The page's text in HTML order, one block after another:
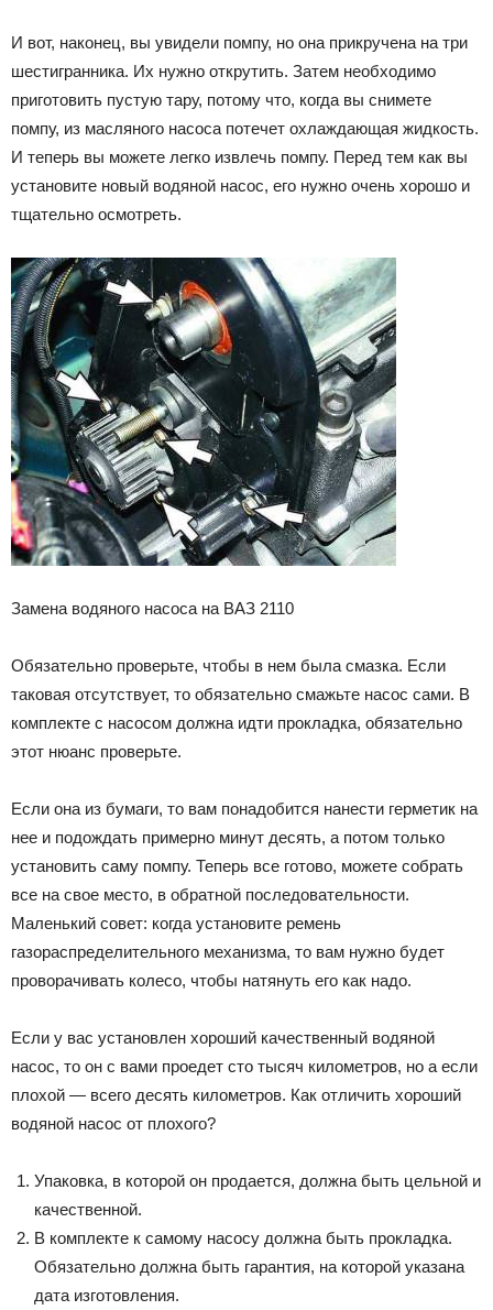
И вот, наконец, вы увидели помпу, но она прикручена на три
шестигранника. Их нужно открутить. Затем необходимо
приготовить пустую тару, потому что, когда вы снимете
помпу, из масляного насоса потечет охлаждающая жидкость.
И теперь вы можете легко извлечь помпу. Перед тем как вы
установите новый водяной насос, его нужно очень хорошо и
тщательно осмотреть.
Замена водяного насоса на ВАЗ 2110
Обязательно проверьте, чтобы в нем была смазка. Если
таковая отсутствует, то обязательно смажьте насос сами. В
комплекте с насосом должна идти прокладка, обязательно
этот нюанс проверьте.
Если она из бумаги, то вам понадобится нанести герметик на
нее и подождать примерно минут десять, а потом только
установить саму помпу. Теперь все готово, можете собрать
все на свое место, в обратной последовательности.
Маленький совет: когда установите ремень
газораспределительного механизма, то вам нужно будет
проворачивать колесо, чтобы натянуть его как надо.
Если у вас установлен хороший качественный водяной
насос, то он с вами проедет сто тысяч километров, но а если
плохой — всего десять километров. Как отличить хороший
водяной насос от плохого?
Упаковка, в которой он продается, должна быть цельной и
качественной.
В комплекте к самому насосу должна быть прокладка.
Обязательно должна быть гарантия, на которой указана
дата изготовления.